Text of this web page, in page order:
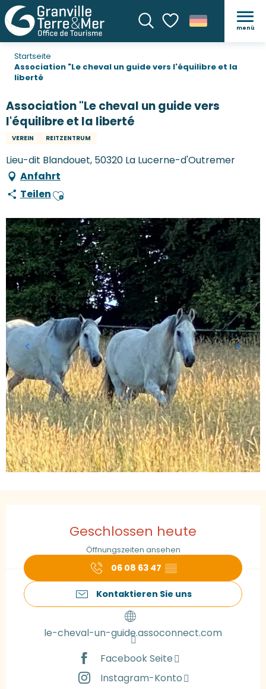
SucheVoir les favoris
menü
Startseite
Association "Le cheval un guide vers l'équilibre et la
liberté
Association "Le cheval un guide vers
l'équilibre et la liberté
VEREIN REITZENTRUM
Lieu-dit Blandouet, 50320 La Lucerne-d'Outremer
Anfahrt
TeilenAjouter aux favoris
Geschlossen heute
Öffnungszeiten ansehen
06 08 63 47 ▒▒
Kontaktieren Sie uns
le-cheval-un-guide.assoconnect.com
Facebook Seite
Instagram-Konto